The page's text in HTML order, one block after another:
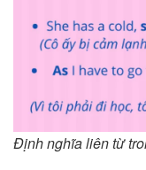
Định nghĩa liên từ